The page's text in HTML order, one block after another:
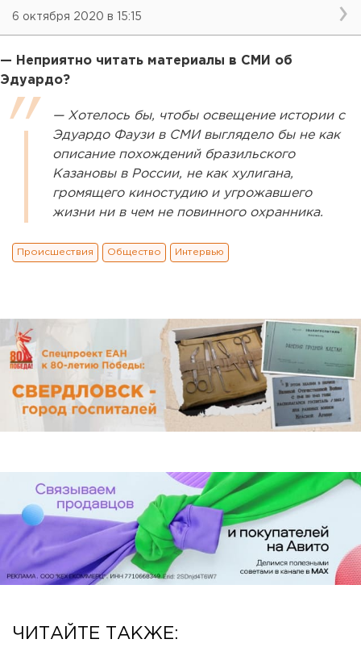
6 октября 2020 в 15:15
— Неприятно читать материалы в СМИ об
Эдуардо?
— Хотелось бы, чтобы освещение истории с
Эдуардо Фаузи в СМИ выглядело бы не как
описание похождений бразильского
Казановы в России, не как хулигана,
громящего киностудию и угрожавшего
жизни ни в чем не повинного охранника.
Происшествия Общество Интервью
ЧИТАЙТЕ ТАКЖЕ: